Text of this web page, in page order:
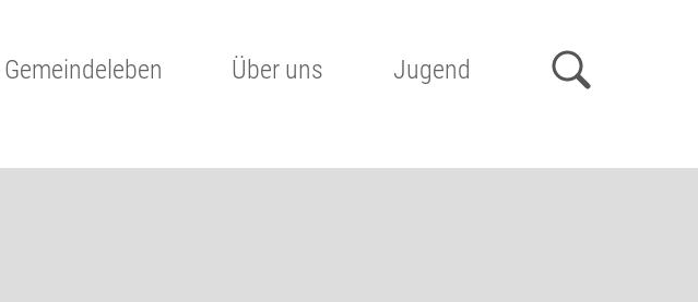
Gemeindeleben Über uns Jugend